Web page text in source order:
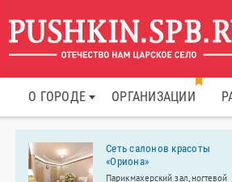
О ГОРОДЕ ОРГАНИЗАЦИИ
Сеть салонов красоты
«Ориона»
Парикмахерский зал, ногтевой